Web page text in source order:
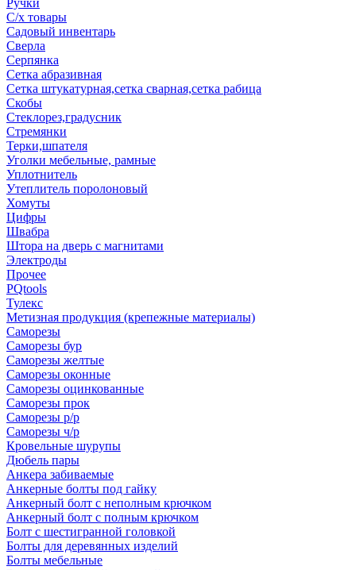
Ручки
С/х товары
Садовый инвентарь
Сверла
Серпянка
Сетка абразивная
Сетка штукатурная,сетка сварная,сетка рабица
Скобы
Стеклорез,градусник
Стремянки
Терки,шпателя
Уголки мебельные, рамные
Уплотнитель
Утеплитель поролоновый
Хомуты
Цифры
Швабра
Штора на дверь с магнитами
Электроды
Прочее
PQtools
Тулекс
Метизная продукция (крепежные материалы)
Саморезы
Саморезы бур
Саморезы желтые
Саморезы оконные
Саморезы оцинкованные
Саморезы прок
Саморезы р/р
Саморезы ч/р
Кровельные шурупы
Дюбель пары
Анкера забиваемые
Анкерные болты под гайку
Анкерный болт с неполным крючком
Анкерный болт с полным крючком
Болт с шестигранной головкой
Болты для деревянных изделий
Болты мебельные